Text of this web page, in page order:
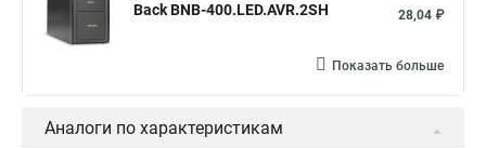
Back BNB-400.LED.AVR.2SH
28,04 ₽
Показать больше
Аналоги по характеристикам